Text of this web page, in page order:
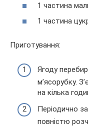
1 частина
1 частина
Приготування:
Ягоду
м’ясорубку.
на кілька
Періодично
повністю